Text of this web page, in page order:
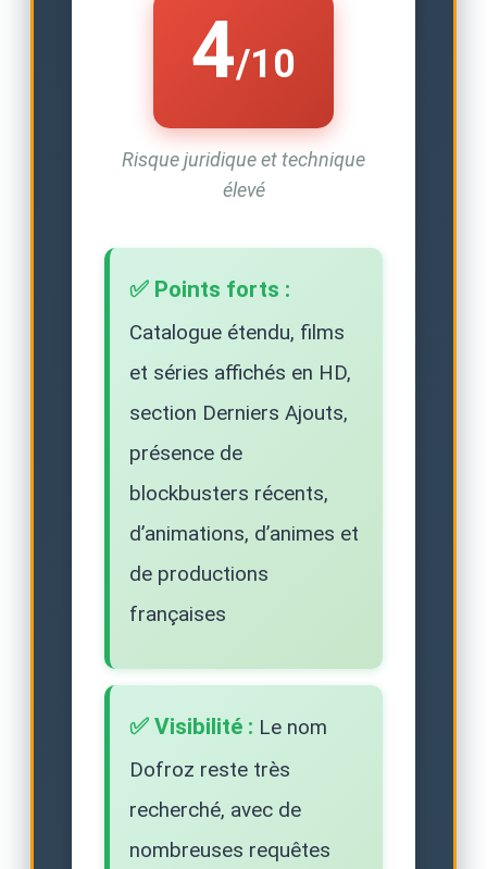
4/10
Risque juridique et technique
élevé
✅ Points forts :
Catalogue étendu, films
et séries affichés en HD,
section Derniers Ajouts,
présence de
blockbusters récents,
d’animations, d’animes et
de productions
françaises
✅ Visibilité : Le nom
Dofroz reste très
recherché, avec de
nombreuses requêtes